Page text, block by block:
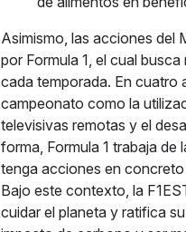
Asimismo, las acciones del
por Formula 1, el cual
cada temporada. En cuatro
campeonato como la
televisivas remotas y el
forma, Formula 1 trabaja
tenga acciones en
Bajo este contexto, la
cuidar el planeta y ratifica